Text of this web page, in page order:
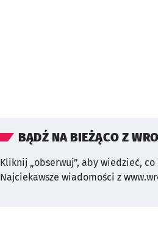
BĄDŹ NA BIEŻĄCO Z
Kliknij „obserwuj”, aby wiedzieć, co
Najciekawsze wiadomości z